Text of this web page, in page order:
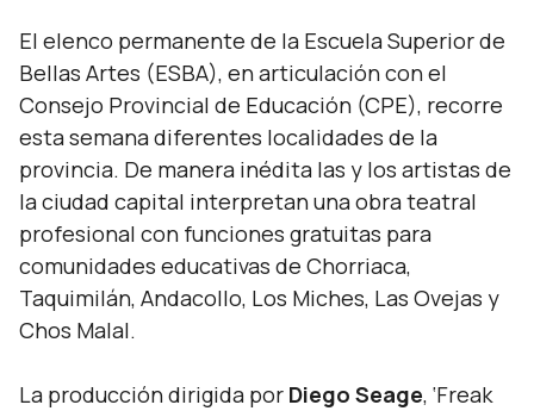
El elenco permanente de la Escuela Superior de
Bellas Artes (ESBA), en articulación con el
Consejo Provincial de Educación (CPE), recorre
esta semana diferentes localidades de la
provincia. De manera inédita las y los artistas de
la ciudad capital interpretan una obra teatral
profesional con funciones gratuitas para
comunidades educativas de Chorriaca,
Taquimilán, Andacollo, Los Miches, Las Ovejas y
Chos Malal.
La producción dirigida por Diego Seage, ‘Freak